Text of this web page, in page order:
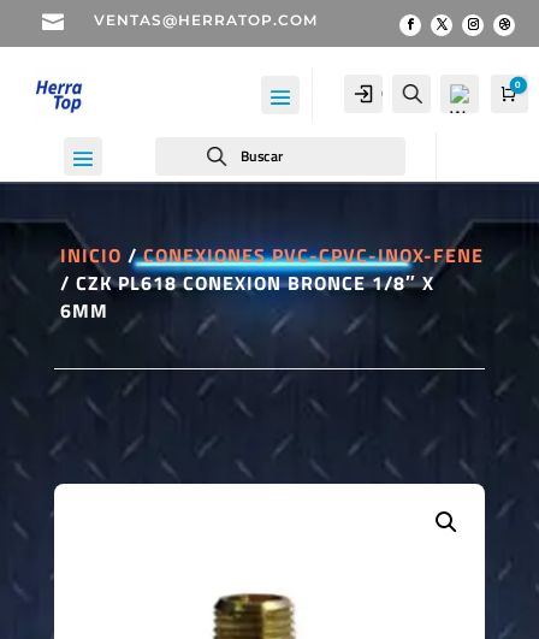
 VENTAS@HERRATOP.COM
Cuenta Buscar
Wis
0
Buscar
INICIO /CONEXIONES PVC-CPVC-INOX-FENE
/ CZK PL618 CONEXION BRONCE 1/8″ X
6MM